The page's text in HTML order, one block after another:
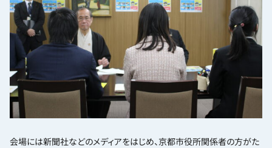
会場には新聞社などのメディアをはじめ、京都市役所関係者の方がた